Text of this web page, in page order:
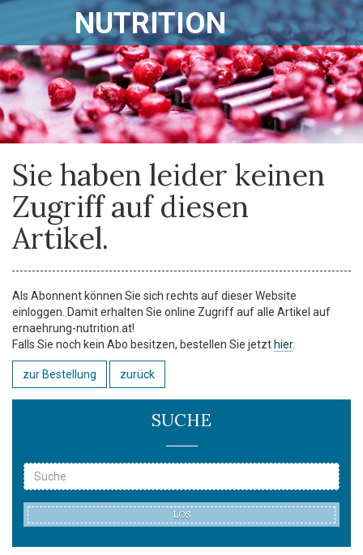
NUTRITION
Sie haben leider keinen
Zugriff auf diesen
Artikel.
Als Abonnent können Sie sich rechts auf dieser Website
einloggen. Damit erhalten Sie online Zugriff auf alle Artikel auf
ernaehrung-nutrition.at!
Falls Sie noch kein Abo besitzen, bestellen Sie jetzt hier.
zur Bestellung zurück
SUCHE
LOS